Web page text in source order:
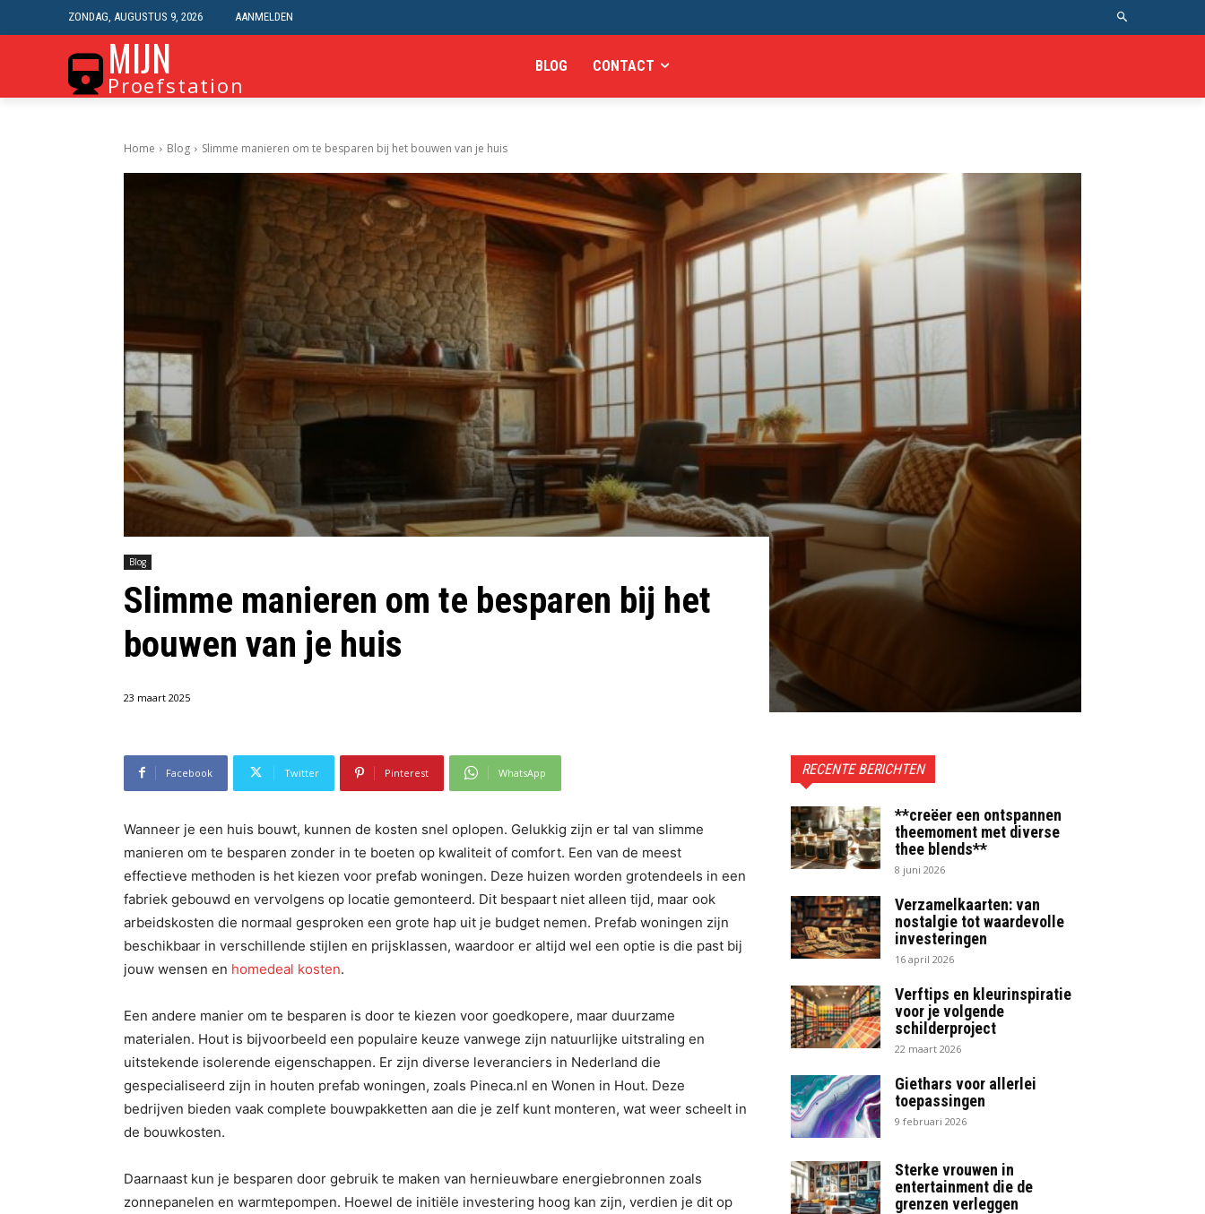
ZONDAG, AUGUSTUS 9, 2026 AANMELDEN
MIJN
Proefstation
BLOG CONTACT
Home Blog Slimme manieren om te besparen bij het bouwen van je huis
Blog
Slimme manieren om te besparen bij het
bouwen van je huis
23 maart 2025
Facebook Twitter Pinterest WhatsApp
Wanneer je een huis bouwt, kunnen de kosten snel oplopen. Gelukkig zijn er tal van slimme
manieren om te besparen zonder in te boeten op kwaliteit of comfort. Een van de meest
effectieve methoden is het kiezen voor prefab woningen. Deze huizen worden grotendeels in een
fabriek gebouwd en vervolgens op locatie gemonteerd. Dit bespaart niet alleen tijd, maar ook
arbeidskosten die normaal gesproken een grote hap uit je budget nemen. Prefab woningen zijn
beschikbaar in verschillende stijlen en prijsklassen, waardoor er altijd wel een optie is die past bij
jouw wensen en homedeal kosten.
Een andere manier om te besparen is door te kiezen voor goedkopere, maar duurzame
materialen. Hout is bijvoorbeeld een populaire keuze vanwege zijn natuurlijke uitstraling en
uitstekende isolerende eigenschappen. Er zijn diverse leveranciers in Nederland die
gespecialiseerd zijn in houten prefab woningen, zoals Pineca.nl en Wonen in Hout. Deze
bedrijven bieden vaak complete bouwpakketten aan die je zelf kunt monteren, wat weer scheelt in
de bouwkosten.
Daarnaast kun je besparen door gebruik te maken van hernieuwbare energiebronnen zoals
zonnepanelen en warmtepompen. Hoewel de initiële investering hoog kan zijn, verdien je dit op
RECENTE BERICHTEN
**creëer een ontspannen
theemoment met diverse
thee blends**
8 juni 2026
Verzamelkaarten: van
nostalgie tot waardevolle
investeringen
16 april 2026
Verftips en kleurinspiratie
voor je volgende
schilderproject
22 maart 2026
Giethars voor allerlei
toepassingen
9 februari 2026
Sterke vrouwen in
entertainment die de
grenzen verleggen